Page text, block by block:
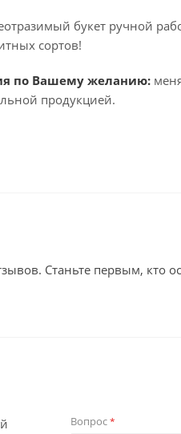
букет ручной
сортов!
по Вашему желанию:
продукцией.
Станьте первым, кто
Вопрос*